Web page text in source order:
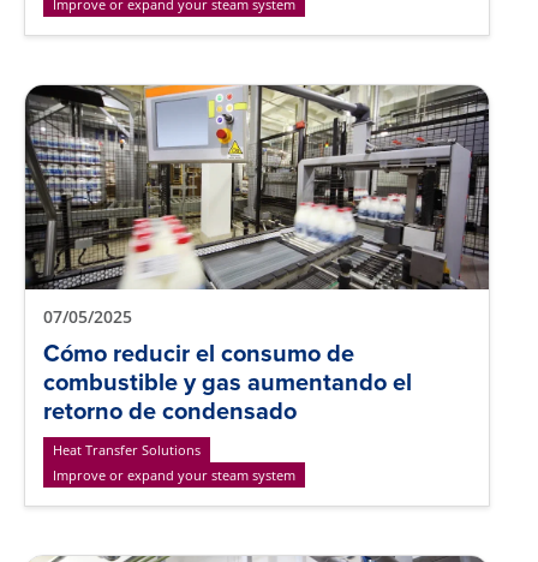
Improve or expand your steam system
07/05/2025
Cómo reducir el consumo de
combustible y gas aumentando el
retorno de condensado
Heat Transfer Solutions
Improve or expand your steam system